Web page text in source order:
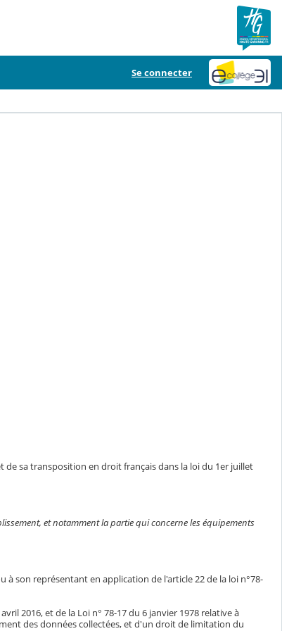
Se connecter
de sa transposition en droit français dans la loi du 1er juillet
et notamment la partie qui concerne les équipements
son représentant en application de l'article 22 de la loi n°78-
2016, et de la Loi n° 78-17 du 6 janvier 1978 relative à
des données collectées, et d'un droit de limitation du